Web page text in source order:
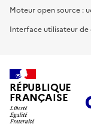
Moteur open source :
Interface utilisateur
RÉPUBLIQUE
FRANÇAISE